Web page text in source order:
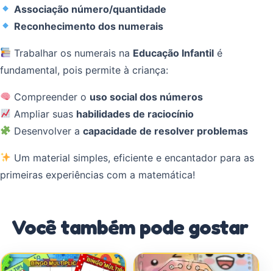
Associação número/quantidade
Reconhecimento dos numerais
Trabalhar os numerais na Educação Infantil é
fundamental, pois permite à criança:
Compreender o uso social dos números
Ampliar suas habilidades de raciocínio
Desenvolver acapacidade de resolver problemas
Um material simples, eficiente e encantador para as
primeiras experiências com a matemática!
Você também pode gostar